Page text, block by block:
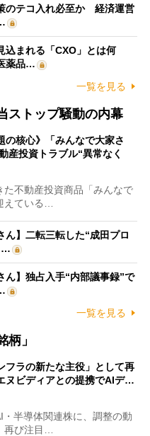
のテコ入れ必至か 経済運営
込まれる「CXO」とは何
薬品…
一覧を見る
ストップ騒動の内幕
の核心》「みんなで大家さ
産投資トラブル“異常なく
不動産投資商品「みんなで
えている…
ん】二転三転した“成田プロ
…
ん】独占入手“内部議事録”で
一覧を見る
」
フラの新たな主役」として再
ビディアとの提携でAIデ…
半導体関連株に、調整の動
再び注目…